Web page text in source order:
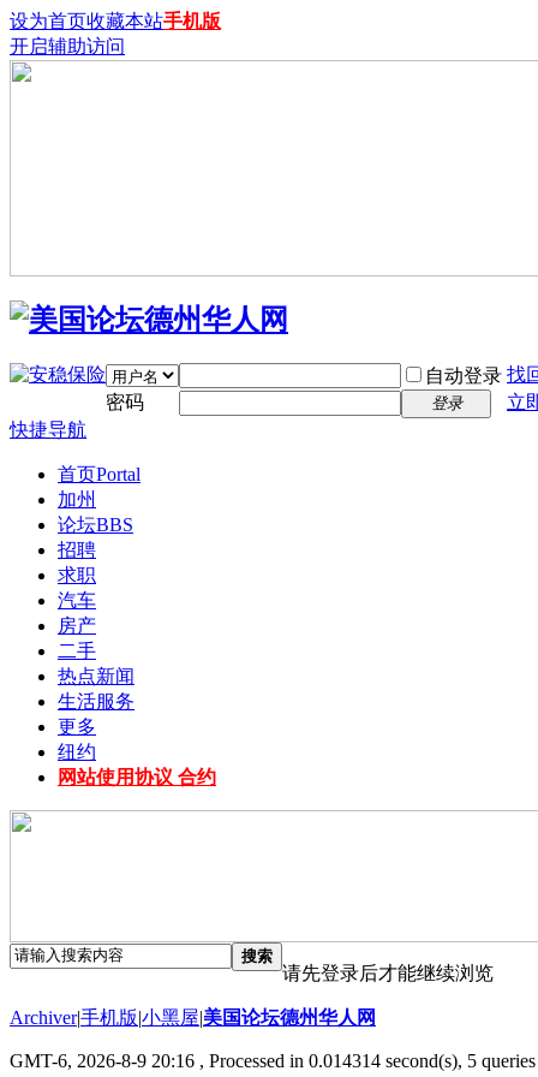
设为首页收藏本站手机版
开启辅助访问
自动登录 找
密码
登录
立
快捷导航
首页Portal
加州
论坛BBS
招聘
求职
汽车
房产
二手
热点新闻
生活服务
更多
纽约
网站使用协议 合约
搜索
请先登录后才能继续浏览
Archiver|手机版|小黑屋|美国论坛德州华人网
GMT-6, 2026-8-9 20:16 , Processed in 0.014314 second(s), 5